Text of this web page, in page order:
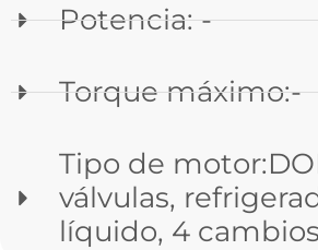
Potencia: -
Torque máximo:-
Tipo de
válvulas,
líquido, 4 cambios